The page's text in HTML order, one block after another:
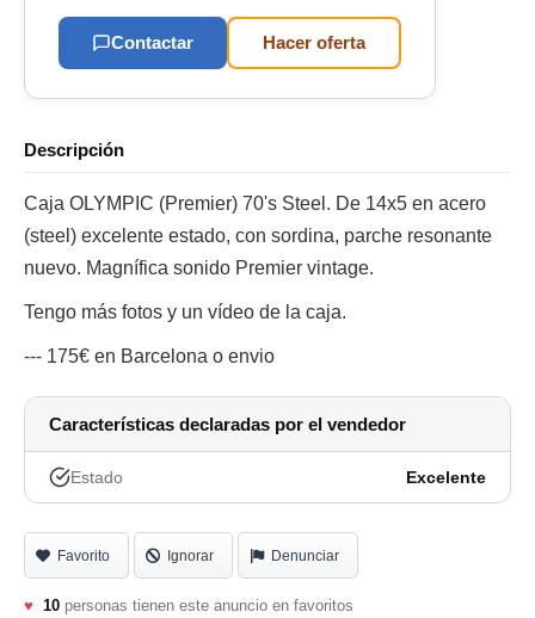
Contactar Hacer oferta
Descripción
Caja OLYMPIC (Premier) 70's Steel. De 14x5 en acero
(steel) excelente estado, con sordina, parche resonante
nuevo. Magnífica sonido Premier vintage.
Tengo más fotos y un vídeo de la caja.
--- 175€ en Barcelona o envio
Características declaradas por el vendedor
Estado Excelente
Favorito Ignorar Denunciar
♥ 10 personas tienen este anuncio en favoritos